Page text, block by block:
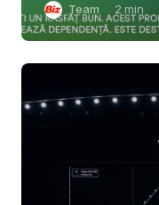
Team 2 min